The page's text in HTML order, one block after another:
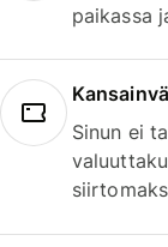
paikassa
Sinun ei